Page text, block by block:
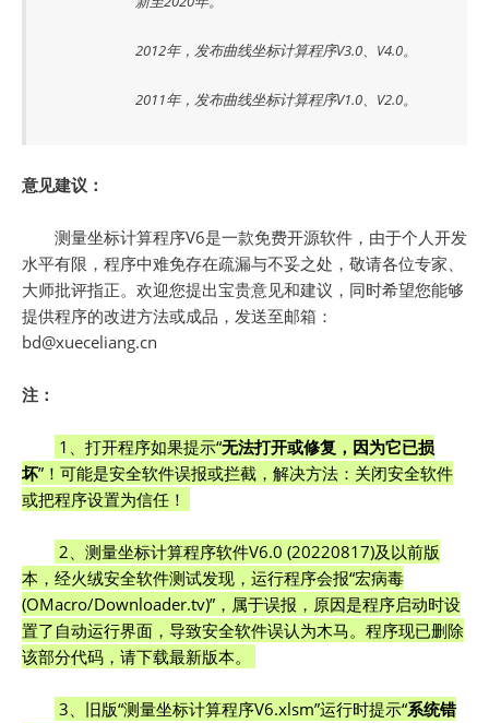
2012年，发布曲线坐标计算程序V3.0、V4.0。
2011年，发布曲线坐标计算程序V1.0、V2.0。
意见建议：
测量坐标计算程序V6是一款免费开源软件，由于个人开发
水平有限，程序中难免存在疏漏与不妥之处，敬请各位专家、
大师批评指正。欢迎您提出宝贵意见和建议，同时希望您能够
提供程序的改进方法或成品，发送至邮箱：
bd@xueceliang.cn
注：
1、打开程序如果提示“无法打开或修复，因为它已损
坏”！可能是安全软件误报或拦截，解决方法：关闭安全软件
或把程序设置为信任！
2、测量坐标计算程序软件V6.0 (20220817)及以前版
本，经火绒安全软件测试发现，运行程序会报“宏病毒
(OMacro/Downloader.tv)”，属于误报，原因是程序启动时设
置了自动运行界面，导致安全软件误认为木马。程序现已删除
该部分代码，请下载最新版本。
3、旧版“测量坐标计算程序V6.xlsm”运行时提示“系统错